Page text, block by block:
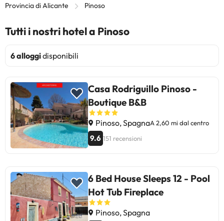
Provincia di Alicante
Pinoso
Tutti i nostri hotel a Pinoso
6 alloggidisponibili
Casa Rodriguillo Pinoso -
Boutique B&B
Pinoso, SpagnaA 2,60 mi dal centro
9.6 151 recensioni
6 Bed House Sleeps 12 - Pool
Hot Tub Fireplace
Pinoso, Spagna